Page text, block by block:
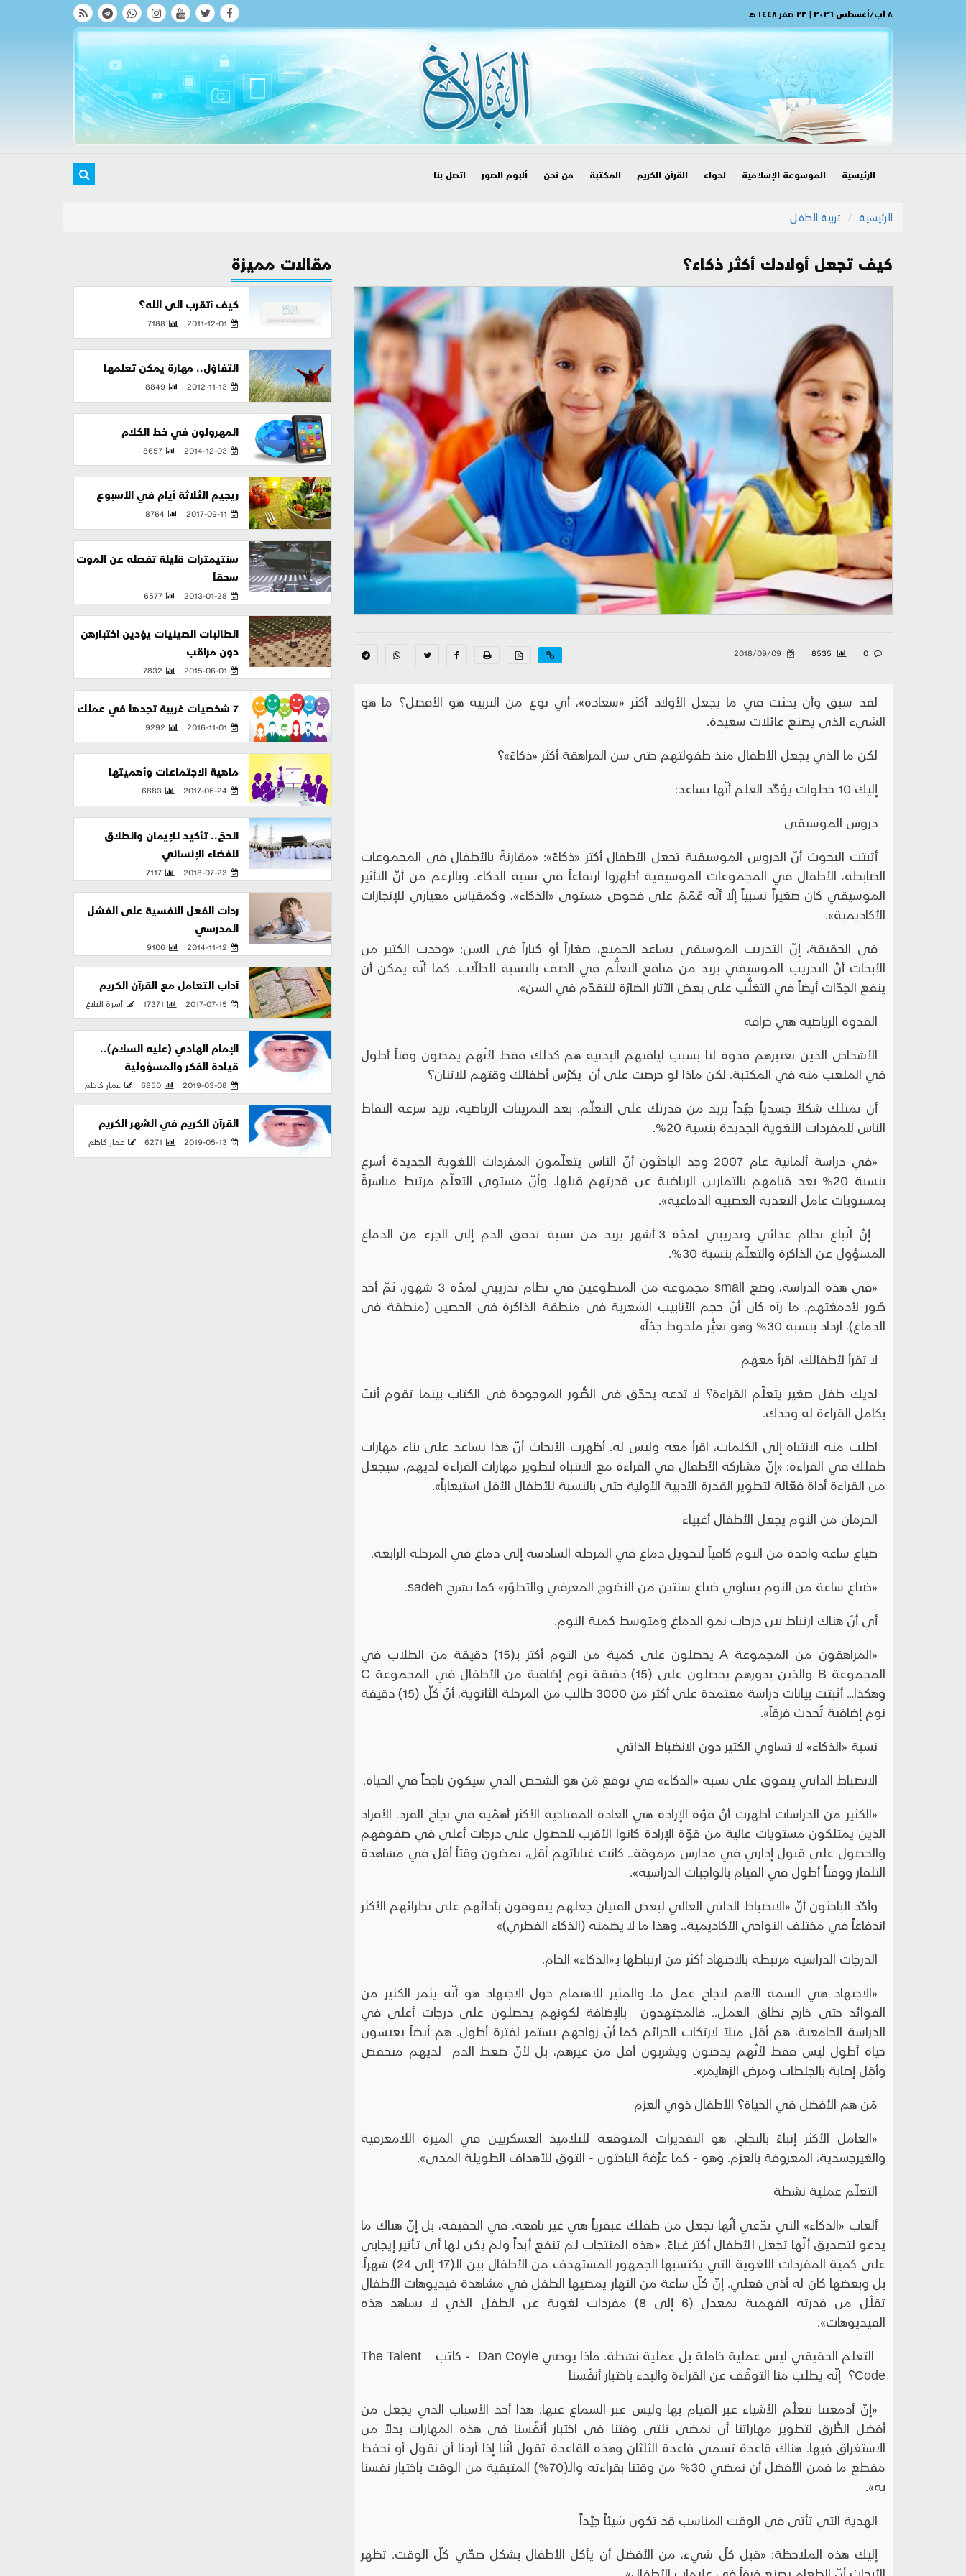
٨ آب/أغسطس ٢٠٢٦ | ٢٣ صفر ١٤٤٨ هـ
الرئيسية الموسوعة الإسلامية لحواء القرآن الكريم المكتبة من نحن ألبوم الصور اتصل بنا
الرئيسية تربية الطفل
كيف تجعل أولادك أكثر ذكاء؟
0
لقد سبق وأن بحثت في ما يجعل الأولاد أكثر «سعادة»، أي نوع من التربية هو الأفضل؟ ما هو
الشيء الذي يصنع عائلات سعيدة.
لكن ما الذي يجعل الأطفال منذ طفولتهم حتى سن المراهقة أكثر «ذكاءً»؟
إليك 10 خطوات يؤكِّد العلم أنّها تساعد:
دروس الموسيقى
أثبتت البحوث أنّ الدروس الموسيقية تجعل الأطفال أكثر «ذكاءً»: «مقارنةً بالأطفال في المجموعات
الضابطة، الأطفال في المجموعات الموسيقية أظهروا ارتفاعاً في نسبة الذكاء. وبالرغم من أنّ التأثير
الموسيقي كان صغيراً نسبياً إلّا أنّه عُمّمَ على فحوص مستوى «الذكاء»، وكمقياس معياري للإنجازات
الأكاديمية».
في الحقيقة، إنّ التدريب الموسيقي يساعد الجميع، صغاراً أو كباراً في السن: «وجدت الكثير من
الأبحاث أنّ التدريب الموسيقي يزيد من منافع التعلُّم في الصف بالنسبة للطلّاب. كما أنّه يمكن أن
ينفع الجدّات أيضاً في التغلُّب على بعض الآثار الضارّة للتقدّم في السن».
القدوة الرياضية هي خرافة
الأشخاص الذين نعتبرهم قدوة لنا بسبب لياقتهم البدنية هم كذلك فقط لأنّهم يمضون وقتاً أطول
في الملعب منه في المكتبة. لكن ماذا لو حرصت على أن يكرِّس أطفالك وقتهم للاثنان؟
أن تمتلك شكلاً جسدياً جيِّداً يزيد من قدرتك على التعلّم. بعد التمرينات الرياضية، تزيد سرعة التقاط
الناس للمفردات اللغوية الجديدة بنسبة 20%.
«في دراسة ألمانية عام 2007 وجد الباحثون أنّ الناس يتعلّمون المفردات اللغوية الجديدة أسرع
بنسبة 20% بعد قيامهم بالتمارين الرياضية عن قدرتهم قبلها. وأنّ مستوى التعلّم مرتبط مباشرةً
بمستويات عامل التغذية العصبية الدماغية».
إنّ اتّباع نظام غذائي وتدريبي لمدّة 3 أشهر يزيد من نسبة تدفق الدم إلى الجزء من الدماغ
المسؤول عن الذاكرة والتعلّم بنسبة 30%.
«في هذه الدراسة، وضع small مجموعة من المتطوعين في نظام تدريبي لمدّة 3 شهور، ثمّ أخذ
صُور لأدمغتهم. ما رآه كان أنّ حجم الأنابيب الشعرية في منطقة الذاكرة في الحصين (منطقة في
الدماغ)، ازداد بنسبة 30% وهو تغيُّر ملحوظ جدّاً»
لا تقرأ لأطفالك، اقرأ معهم
لديك طفل صغير يتعلّم القراءة؟ لا تدعه يحدّق في الصُّور الموجودة في الكتاب بينما تقوم أنتَ
بكامل القراءة له وحدك.
اطلب منه الانتباه إلى الكلمات، اقرأ معه وليس له. أظهرت الأبحاث أنّ هذا يساعد على بناء مهارات
طفلك في القراءة: «إنّ مشاركة الأطفال في القراءة مع الانتباه لتطوير مهارات القراءة لديهم، سيجعل
من القراءة أداة فعّالة لتطوير القدرة الأدبية الأولية حتى بالنسبة للأطفال الأقل استيعاباً».
الحرمان من النوم يجعل الأطفال أغبياء
ضياع ساعة واحدة من النوم كافياً لتحويل دماغ في المرحلة السادسة إلى دماغ في المرحلة الرابعة.
«ضياع ساعة من النوم يساوي ضياع سنتين من النضوج المعرفي والتطوّر» كما يشرح sadeh.
أي أنّ هناك ارتباط بين درجات نمو الدماغ ومتوسط كمية النوم.
«المراهقون من المجموعة A يحصلون على كمية من النوم أكثر بـ(15) دقيقة من الطلاب في
المجموعة B والذين بدورهم يحصلون على (15) دقيقة نوم إضافية من الأطفال في المجموعة C
وهكذا… أثبتت بيانات دراسة معتمدة على أكثر من 3000 طالب من المرحلة الثانوية، أنّ كلّ (15) دقيقة
نوم إضافية تُحدث فرقاً».
نسبة «الذكاء» لا تساوي الكثير دون الانضباط الذاتي
الانضباط الذاتي يتفوق على نسبة «الذكاء» في توقع مَن هو الشخص الذي سيكون ناجحاً في الحياة.
«الكثير من الدراسات أظهرت أنّ قوّة الإرادة هي العادة المفتاحية الأكثر أهمّية في نجاح الفرد. الأفراد
الذين يمتلكون مستويات عالية من قوّة الإرادة كانوا الأقرب للحصول على درجات أعلى في صفوفهم
والحصول على قبول إداري في مدارس مرموقة.. كانت غياباتهم أقل، يمضون وقتاً أقل في مشاهدة
التلفاز ووقتاً أطول في القيام بالواجبات الدراسية».
وأكّد الباحثون أنّ «الانضباط الذاتي العالي لبعض الفتيان جعلهم يتفوقون بأدائهم على نظرائهم الأكثر
اندفاعاً في مختلف النواحي الأكاديمية.. وهذا ما لا يضمنه (الذكاء الفطري)»
الدرجات الدراسية مرتبطة بالاجتهاد أكثر من ارتباطها بـ«الذكاء» الخام.
«الاجتهاد هي السمة الأهم لنجاح عمل ما. والمثير للاهتمام حول الاجتهاد هو أنّه يثمر الكثير من
الفوائد حتى خارج نطاق العمل.. فالمجتهدون بالإضافة لكونهم يحصلون على درجات أعلى في
الدراسة الجامعية، هم أقل ميلاً لارتكاب الجرائم كما أنّ زواجهم يستمر لفترة أطول. هم أيضاً يعيشون
حياة أطول ليس فقط لأنّهم يدخنون ويشربون أقل من غيرهم، بل لأنّ ضغط الدم لديهم منخفض
وأقل إصابة بالجلطات ومرض الزهايمر».
مَن هم الأفضل في الحياة؟ الأطفال ذوي العزم
«العامل الأكثر إنباءً بالنجاح، هو التقديرات المتوقعة للتلاميذ العسكريين في الميزة اللامعرفية
والغيرجسدية، المعروفة بالعزم. وهو - كما عرَّفهُ الباحثون - التوق للأهداف الطويلة المدى».
التعلّم عملية نشطة
ألعاب «الذكاء» التي تدّعي أنّها تجعل من طفلك عبقرياً هي غير نافعة. في الحقيقة، بل إنّ هناك ما
يدعو لتصديق أنّها تجعل الأطفال أكثر غباءً. «هذه المنتجات لم تنفع أبداً ولم يكن لها أي تأثير إيجابي
على كمية المفردات اللغوية التي يكتسبها الجمهور المستهدف من الأطفال بين الـ(17 إلى 24) شهراً،
بل وبعضها كان له أذى فعلي. إنّ كلّ ساعة من النهار يمضيها الطفل في مشاهدة فيديوهات الأطفال
تقلّل من قدرته الفهمية بمعدل (6 إلى 8) مفردات لغوية عن الطفل الذي لا يشاهد هذه
الفيديوهات».
التعلم الحقيقي ليس عملية خاملة بل عملية نشطة. ماذا يوصي Dan Coyle - كاتب The Talent
Code؟ إنّه يطلب منا التوقّف عن القراءة والبدء باختبار أنفُسنا
«إنّ أدمغتنا تتعلّم الأشياء عبر القيام بها وليس عبر السماع عنها. هذا أحد الأسباب الذي يجعل من
أفضل الطُّرق لتطوير مهاراتنا أن نمضي ثلثي وقتنا في اختبار أنفُسنا في هذه المهارات بدلاً من
الاستغراق فيها. هناك قاعدة تسمى قاعدة الثلثان وهذه القاعدة تقول أنّنا إذا أردنا أن نقول أو نحفظ
مقطع ما فمن الأفضل أن نمضي 30% من وقتنا بقراءته والـ(70%) المتبقية من الوقت باختبار نفسنا
به».
الهدية التي تأتي في الوقت المناسب قد تكون شيئاً جيِّداً
إليك هذه الملاحظة: «قبل كلّ شيء، من الأفضل أن يأكل الأطفال بشكل صحّي كلّ الوقت. تظهر
الأبحاث أنّ الطعام يصنع فرقاً في علامات الأطفال».
مقالات مميزة
كيف أتقرب الى الله؟
2011-12-01
7188
التفاؤل.. مهارة يمكن تعلمها
2012-11-13
8849
المهرولون في خط الكلام
2014-12-03
8657
ريجيم الثلاثة أيام في الأسبوع
2017-09-11
8764
سنتيمترات قليلة تفصله عن الموت
سحقاً
2013-01-28
6577
الطالبات الصينيات يؤدين اختبارهن
دون مراقب
2015-06-01
7832
7 شخصيات غريبة تجدها في عملك
2016-11-01
9292
ماهية الاجتماعات وأهميتها
2017-06-24
6883
الحجّ.. تأكيد للإيمان وانطلاق
للفضاء الإنساني
2018-07-23
7117
ردات الفعل النفسية على الفشل
المدرسي
2014-11-12
9106
آداب التعامل مع القرآن الكريم
2017-07-15
17371 أسرة البلاغ
الإمام الهادي (عليه السلام)..
قيادة الفكر والمسؤولية
2019-03-08
6850 عمار كاظم
القرآن الكريم في الشهر الكريم
2019-05-13
6271 عمار كاظم